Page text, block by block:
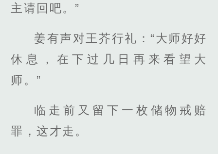
主请回吧。”
姜有声对王芥行礼：“大师好好
休息，在下过几日再来看望大
师。”
临走前又留下一枚储物戒赔
罪，这才走。